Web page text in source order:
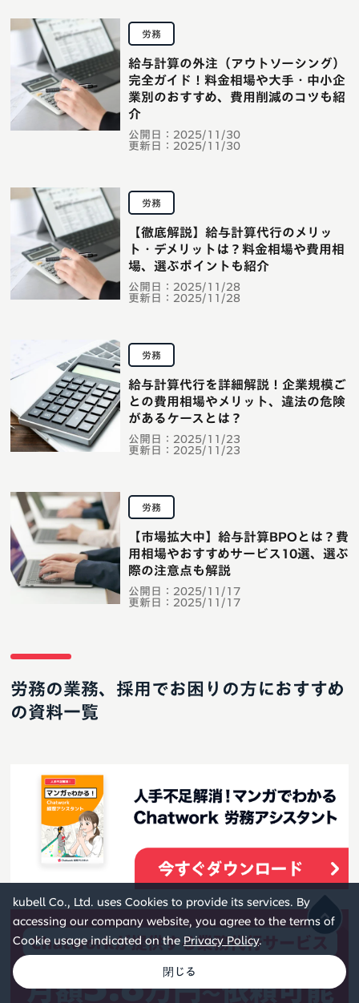
kubell Co., Ltd. uses Cookies to provide its services. By
accessing our company website, you agree to the terms of
Cookie usage indicated on the Privacy Policy.
労務
公開日： 2025/11/30
更新日： 2025/11/30
給与計算の外注（アウトソーシング）
完全ガイド！料金相場や大手・中小企
業別のおすすめ、費用削減のコツも紹
介
労務
公開日： 2025/11/28
更新日： 2025/11/28
【徹底解説】給与計算代行のメリッ
ト・デメリットは？料金相場や費用相
場、選ぶポイントも紹介
労務
公開日： 2025/11/23
更新日： 2025/11/23
給与計算代行を詳細解説！企業規模ご
との費用相場やメリット、違法の危険
があるケースとは？
労務
公開日： 2025/11/17
更新日： 2025/11/17
【市場拡大中】給与計算BPOとは？費
用相場やおすすめサービス10選、選ぶ
際の注意点も解説
労務の業務、採用でお困りの方におすすめ
の資料一覧